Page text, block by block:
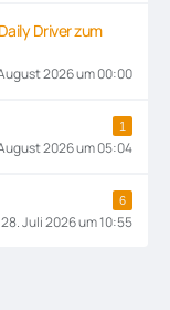
Driver zum
2026 um 00:00
1
2026 um 05:04
6
28. Juli 2026 um 10:55